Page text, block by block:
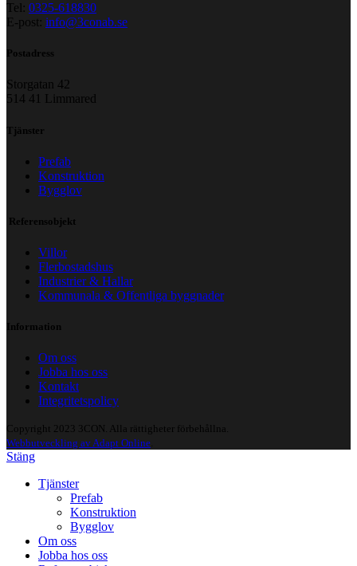
Tel: 0325-618830
E-post: info@3conab.se
Postadress
Storgatan 42
514 41 Limmared
Tjänster
Prefab
Konstruktion
Bygglov
Referensobjekt
Villor
Flerbostadshus
Industrier & Hallar
Kommunala & Offentliga byggnader
Information
Om oss
Jobba hos oss
Kontakt
Integritetspolicy
Copyright 2023 3CON. Alla rättigheter förbehållna.
Webbutveckling av Adapt Online.
Stäng
Tjänster
Prefab
Konstruktion
Bygglov
Om oss
Jobba hos oss